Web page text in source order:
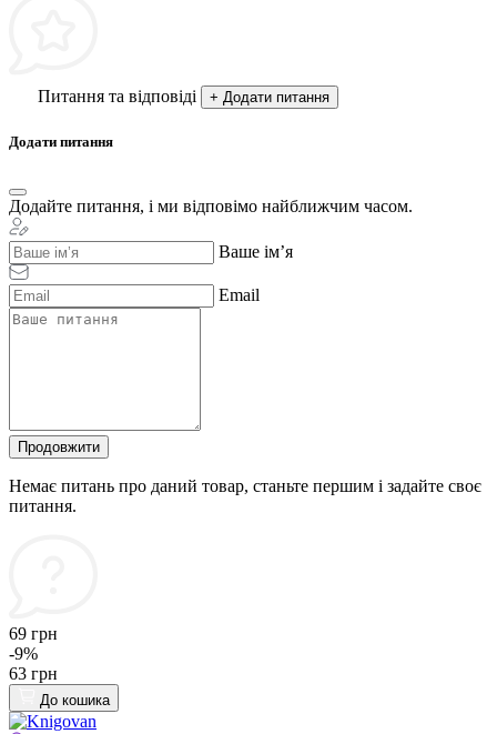
Питання та відповіді + Додати питання
Додати питання
Додайте питання, і ми відповімо найближчим часом.
Ваше ім’я
Email
Продовжити
Немає питань про даний товар, станьте першим і задайте своє
питання.
69 грн
-9%
63 грн
До кошика